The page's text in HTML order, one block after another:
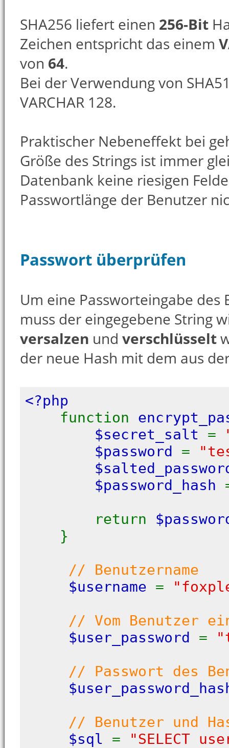
SHA256 liefert einen 256-Bit
Zeichen entspricht das einem
von 64.
Bei der Verwendung von
VARCHAR 128.
Praktischer Nebeneffekt bei
Größe des Strings ist immer
Datenbank keine riesigen
Passwortlänge der Benutzer
Passwort überprüfen
Um eine Passworteingabe
muss der eingegebene String
versalzen und verschlüsselt
der neue Hash mit dem aus
<?php
function
$secret_salt =
$password =
$password_hash
return
}
// Benutzername
$username =
// Vom Benutzer
$user_password =
// Passwort des
// Benutzer und
$sql =
"SELECT